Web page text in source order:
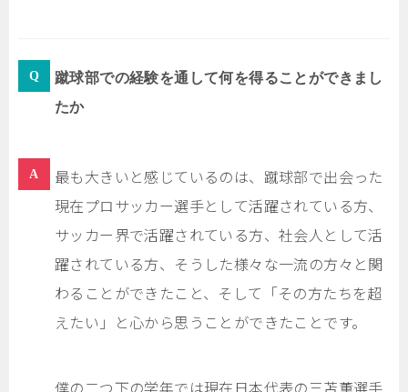
蹴球部での経験を通して何を得ることができまし
たか
最も大きいと感じているのは、蹴球部で出会った
現在プロサッカー選手として活躍されている方、
サッカー界で活躍されている方、社会人として活
躍されている方、そうした様々な一流の方々と関
わることができたこと、そして「その方たちを超
えたい」と心から思うことができたことです。
僕の二つ下の学年では現在日本代表の三苫薫選手